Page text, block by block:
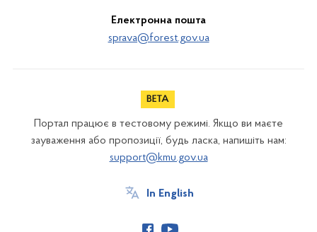
Електронна пошта
sprava@forest.gov.ua
Портал працює в тестовому режимі. Якщо ви маєте
зауваження або пропозиції, будь ласка, напишіть нам:
support@kmu.gov.ua
In English